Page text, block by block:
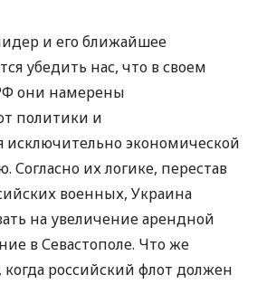
и его ближайшее
убедить нас, что в своем
они намерены
политики и
исключительно экономической
Согласно их логике, перестав
военных, Украина
на увеличение арендной
в Севастополе. Что же
когда российский флот должен